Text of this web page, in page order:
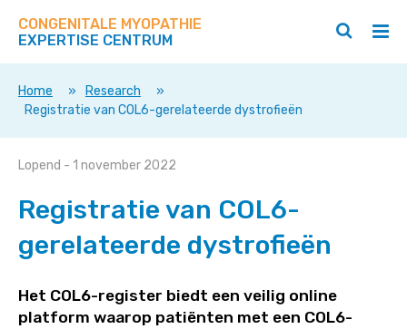
direct
op
deze
CONGENITALE MYOPATHIE
EXPERTISE CENTRUM
/
Zoeken
/
Home » Research
»
Registratie van COL6-gerelateerde dystrofieën
Registratie
COL6-
dystrofieën
Lopend - 1 november 2022
Registratie van COL6-
gerelateerde dystrofieën
Het COL6-register biedt een veilig online
platform waarop patiënten met een COL6-